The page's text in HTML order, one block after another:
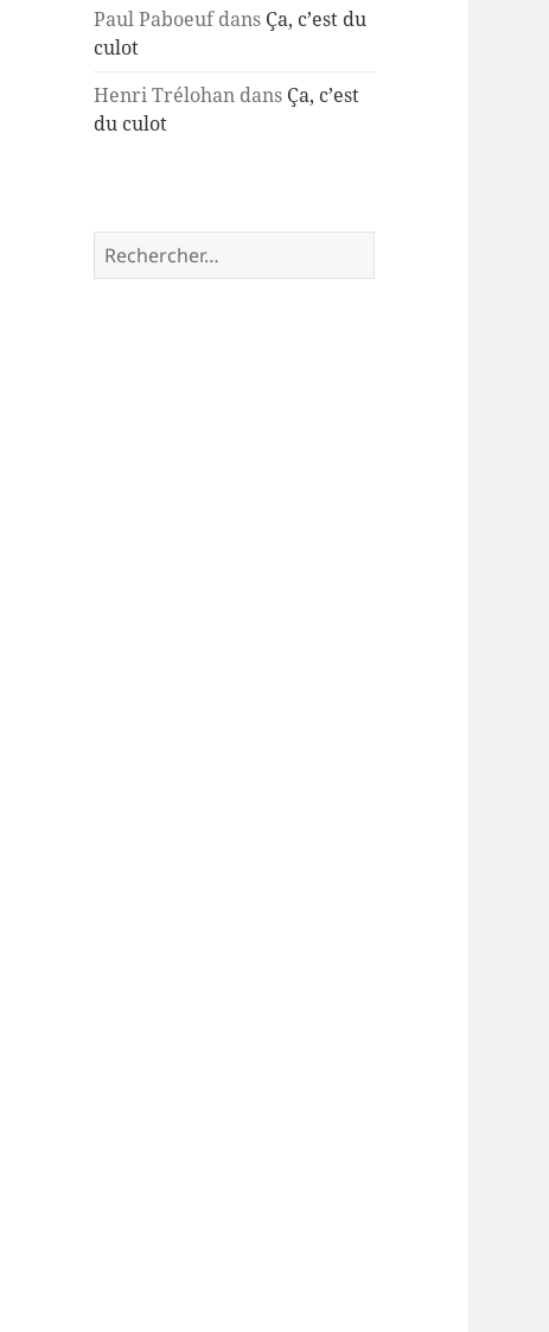
Paul Paboeufdans Ça, c’est du
culot
Henri Trélohan dans Ça, c’est
du culot
Rechercher :